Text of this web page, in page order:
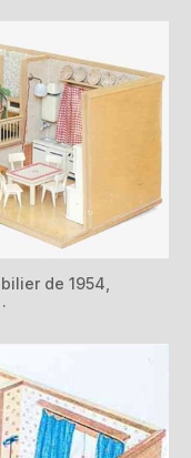
de 1954,